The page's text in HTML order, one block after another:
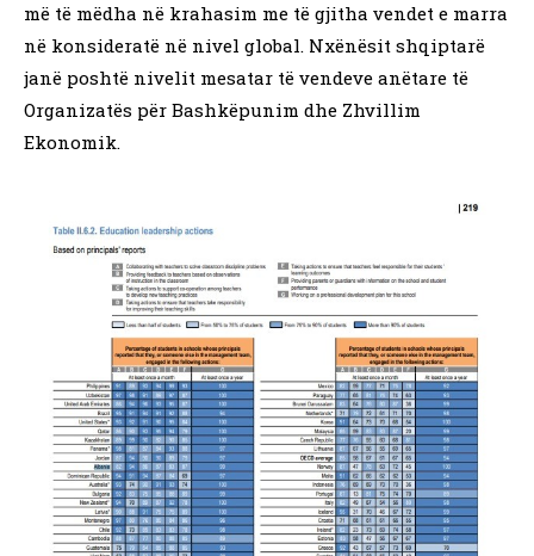
më të mëdha në krahasim me të gjitha vendet e marra
në konsideratë në nivel global. Nxënësit shqiptarë
janë poshtë nivelit mesatar të vendeve anëtare të
Organizatës për Bashkëpunim dhe Zhvillim
Ekonomik.